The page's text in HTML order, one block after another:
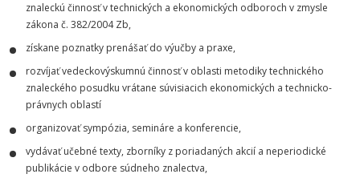
znaleckú činnosť v technických a ekonomických odboroch v zmysle
zákona č. 382/2004 Zb,
získane poznatky prenášať do výučby a praxe,
rozvíjať vedeckovýskumnú činnosť v oblasti metodiky technického
znaleckého posudku vrátane súvisiacich ekonomických a technicko-
právnych oblastí
organizovať sympózia, semináre a konferencie,
vydávať učebné texty, zborníky z poriadaných akcií a neperiodické
publikácie v odbore súdneho znalectva,